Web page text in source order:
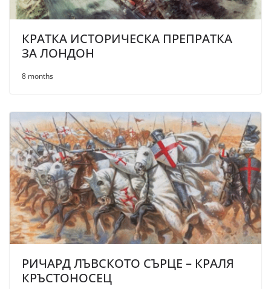
КРАТКА ИСТОРИЧЕСКА ПРЕПРАТКА
ЗА ЛОНДОН
8 months
РИЧАРД ЛЪВСКОТО СЪРЦЕ – КРАЛЯ
КРЪСТОНОСЕЦ